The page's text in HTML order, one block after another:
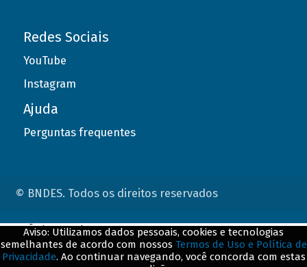
Redes Sociais
YouTube
Instagram
Ajuda
Perguntas frequentes
© BNDES. Todos os direitos reservados
Aviso: Utilizamos dados pessoais, cookies e tecnologias
semelhantes de acordo com nossos Termos de Uso e Política de
Privacidade. Ao continuar navegando, você concorda com estas
ConteÃºdo complementar
${title}${badge}